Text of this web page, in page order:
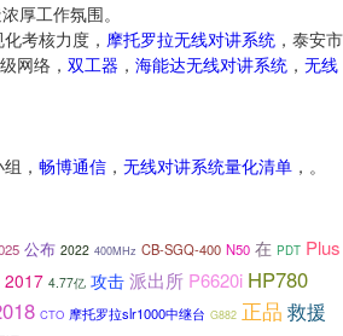
厚工作氛围。
考核力度， 摩托罗拉无线对讲系统 ，泰安市
网络， 双工器 ， 海能达无线对讲系统 ， 无线
， 畅博通信 ， 无线对讲系统量化清单 ，。
公布 2022 400MHz CB-SGQ-400 N50 在 PDT Plus
2017 4.77亿 攻击 派出所 P6620i HP780
CTO 摩托罗拉slr1000中继台 G882 正品 救援